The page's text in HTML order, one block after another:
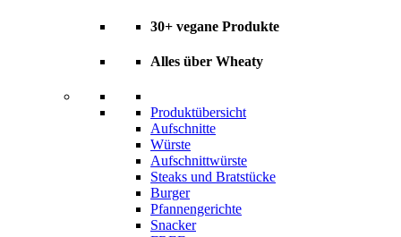
30+ vegane Produkte
Alles über Wheaty
Produktübersicht
Aufschnitte
Würste
Aufschnittwürste
Steaks und Bratstücke
Burger
Pfannengerichte
Snacker